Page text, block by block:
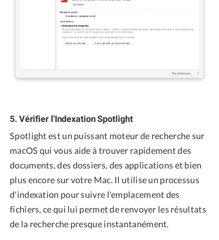
5. Vérifier l'Indexation Spotlight
Spotlight est un puissant moteur de recherche sur
macOS qui vous aide à trouver rapidement des
documents, des dossiers, des applications et bien
plus encore sur votre Mac. Il utilise un processus
d'indexation pour suivre l'emplacement des
fichiers, ce qui lui permet de renvoyer les résultats
de la recherche presque instantanément.